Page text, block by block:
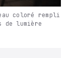
coloré rempli
lumière